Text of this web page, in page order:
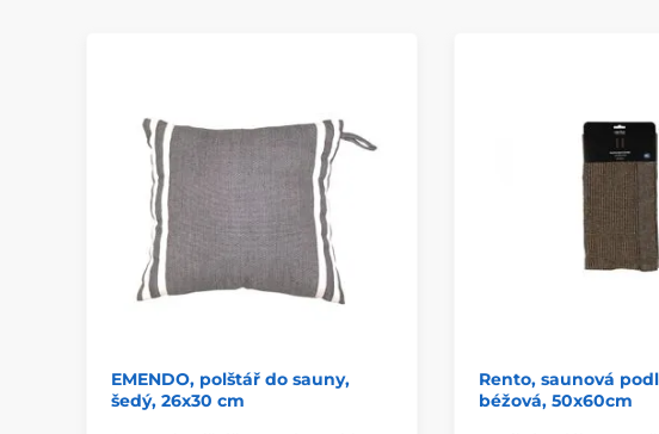
EMENDO, polštář do sauny,
šedý, 26x30 cm
Rento, saunová
béžová, 50x60cm